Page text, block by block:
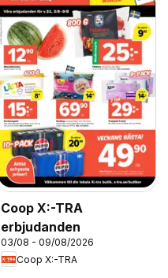
Coop X:-TRA
erbjudanden
03/08 - 09/08/2026
Coop X:-TRA